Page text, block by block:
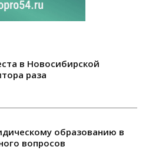
в Новосибирской
раза
образованию в
вопросов